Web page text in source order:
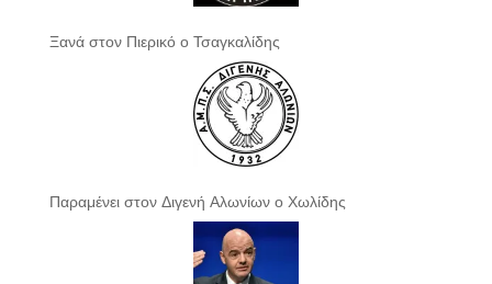
Ξανά στον Πιερικό ο Τσαγκαλίδης
Παραμένει στον Διγενή Αλωνίων ο Χωλίδης